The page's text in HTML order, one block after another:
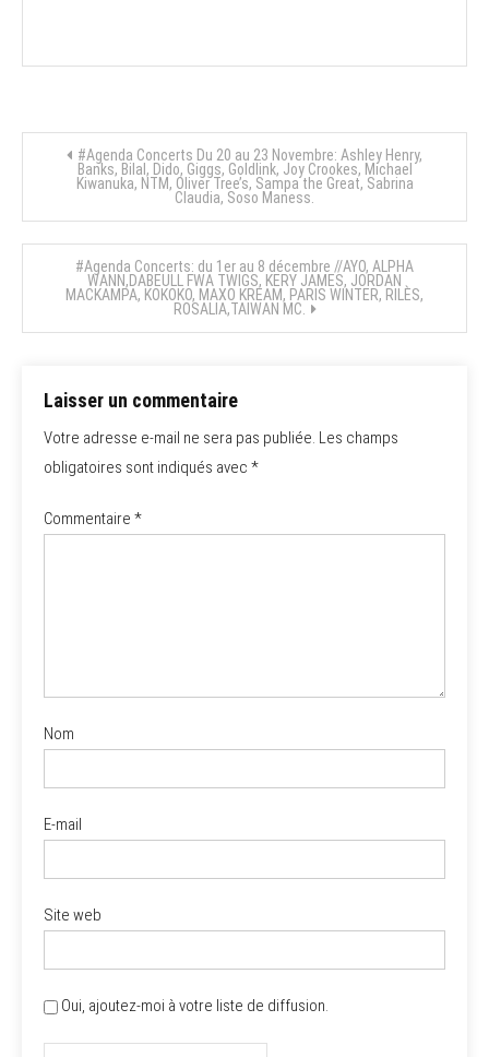
Navigation
l’article
#Agenda Concerts Du 20 au 23 Novembre: Ashley Henry,
Banks, Bilal, Dido, Giggs, Goldlink, Joy Crookes, Michael
Kiwanuka, NTM, Oliver Tree’s, Sampa the Great, Sabrina
Claudia, Soso Maness.
#Agenda Concerts: du 1er au 8 décembre //AYO, ALPHA
WANN,DABEULL FWA TWIGS, KERY JAMES, JORDAN
MACKAMPA, KOKOKO, MAXO KREAM, PARIS WINTER, RILÈS,
ROSALIA,TAIWAN MC.
Laisser un commentaire
Votre adresse e-mail ne sera pas publiée. Les champs
obligatoires sont indiqués avec *
Commentaire *
Nom
E-mail
Site web
Oui, ajoutez-moi à votre liste de diffusion.